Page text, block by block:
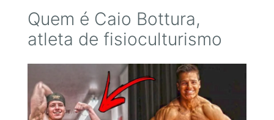
Quem é Caio Bottura,
atleta de fisioculturismo